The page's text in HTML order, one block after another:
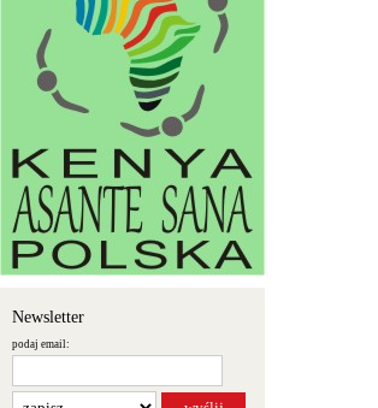
Newsletter
podaj email: